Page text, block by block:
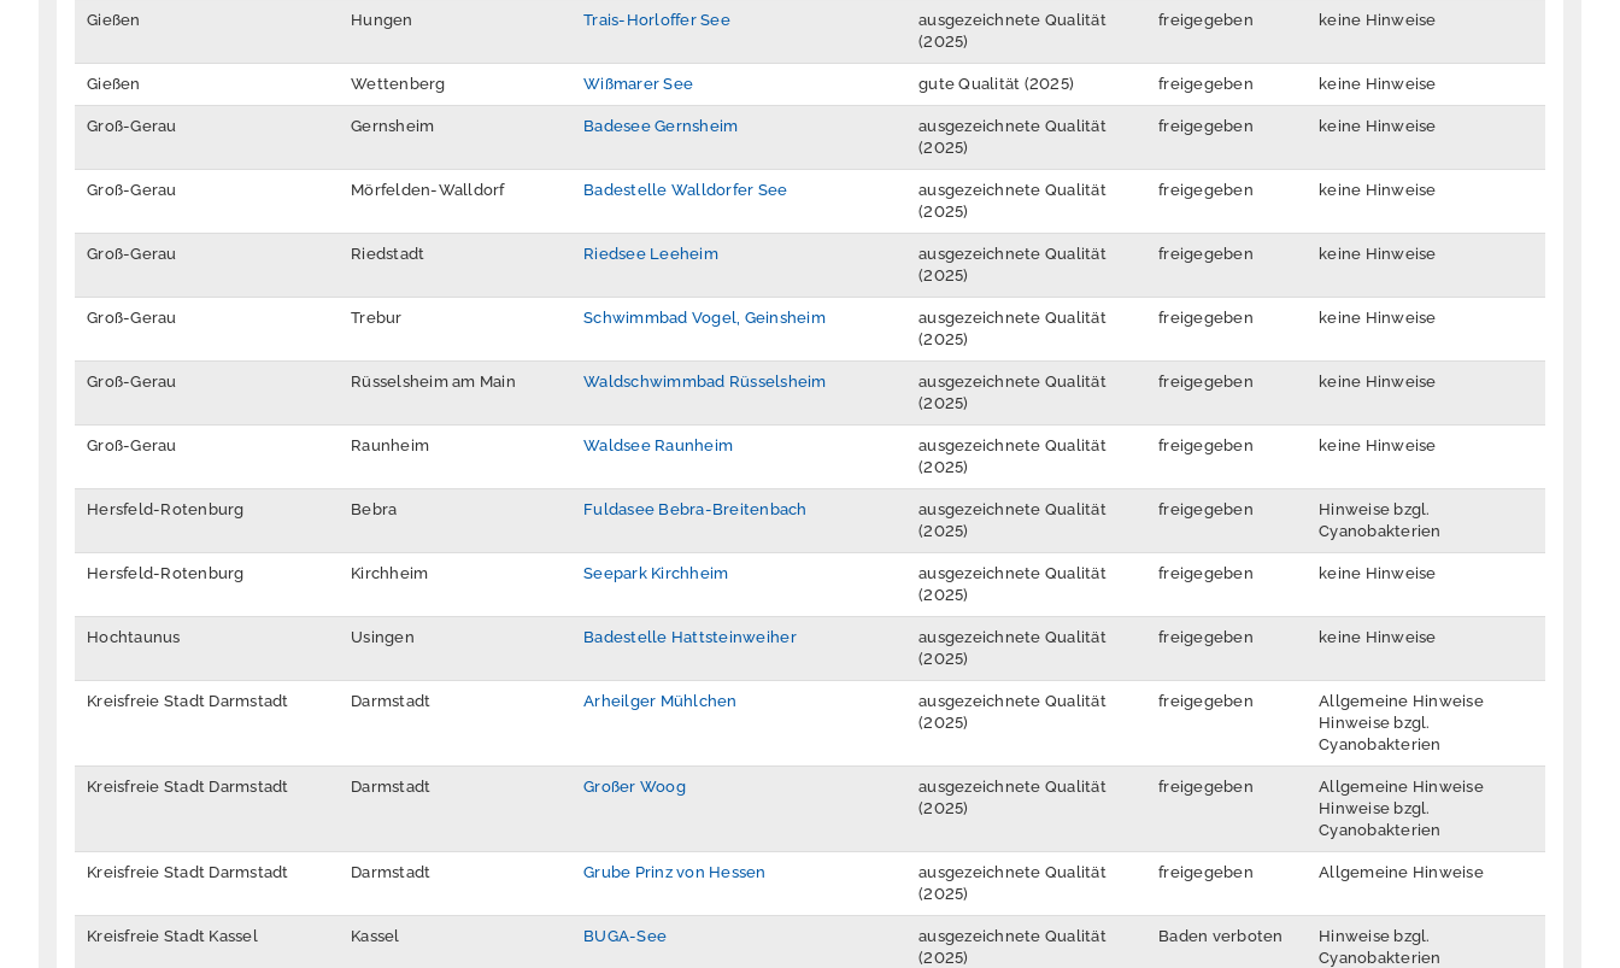
Gießen Hungen Trais-Horloffer See
ausgezeichnete Qualität
(2025)
freigegeben keine Hinweise
Gießen Wettenberg Wißmarer See gute Qualität (2025) freigegeben keine Hinweise
Groß-Gerau Gernsheim Badesee Gernsheim
ausgezeichnete Qualität
(2025)
freigegeben keine Hinweise
Groß-Gerau Mörfelden-Walldorf Badestelle Walldorfer See
ausgezeichnete Qualität
(2025)
freigegeben keine Hinweise
Groß-Gerau Riedstadt Riedsee Leeheim
ausgezeichnete Qualität
(2025)
freigegeben keine Hinweise
Groß-Gerau Trebur Schwimmbad Vogel, Geinsheim
ausgezeichnete Qualität
(2025)
freigegeben keine Hinweise
Groß-Gerau Rüsselsheim am Main Waldschwimmbad Rüsselsheim
ausgezeichnete Qualität
(2025)
freigegeben keine Hinweise
Groß-Gerau Raunheim Waldsee Raunheim
ausgezeichnete Qualität
(2025)
freigegeben keine Hinweise
Hersfeld-Rotenburg Bebra Fuldasee Bebra-Breitenbach
ausgezeichnete Qualität
(2025)
freigegeben
Hinweise bzgl.
Cyanobakterien
Hersfeld-Rotenburg Kirchheim Seepark Kirchheim
ausgezeichnete Qualität
(2025)
freigegeben keine Hinweise
Hochtaunus Usingen Badestelle Hattsteinweiher
ausgezeichnete Qualität
(2025)
freigegeben keine Hinweise
Kreisfreie Stadt Darmstadt Darmstadt Arheilger Mühlchen
ausgezeichnete Qualität
(2025)
freigegeben
Allgemeine Hinweise
Hinweise bzgl.
Cyanobakterien
Kreisfreie Stadt Darmstadt Darmstadt Großer Woog
ausgezeichnete Qualität
(2025)
freigegeben
Allgemeine Hinweise
Hinweise bzgl.
Cyanobakterien
Kreisfreie Stadt Darmstadt Darmstadt Grube Prinz von Hessen
ausgezeichnete Qualität
(2025)
freigegeben Allgemeine Hinweise
Kreisfreie Stadt Kassel Kassel BUGA-See
ausgezeichnete Qualität
(2025)
Baden verboten
Hinweise bzgl.
Cyanobakterien